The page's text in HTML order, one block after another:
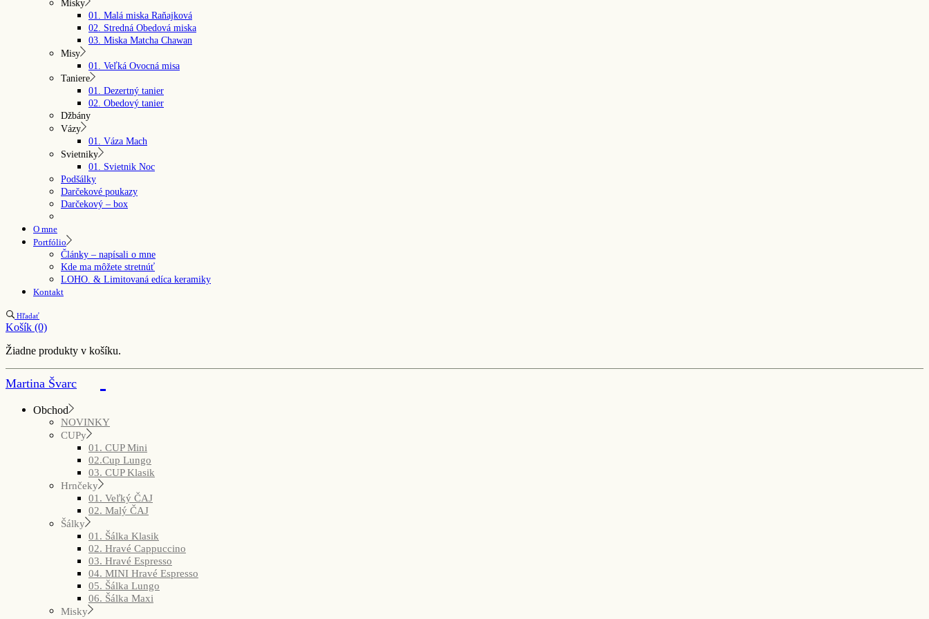
Misky
01. Malá miska Raňajková
02. Stredná Obedová miska
03. Miska Matcha Chawan
Misy
01. Veľká Ovocná misa
Taniere
01. Dezertný tanier
02. Obedový tanier
Džbány
Vázy
01. Váza Mach
Svietniky
01. Svietnik Noc
Podšálky
Darčekové poukazy
Darčekový – box
O mne
Portfólio
Články – napísali o mne
Kde ma môžete stretnúť
LOHO. & Limitovaná edíca keramiky
Kontakt
Hľadať
Košík (0)
Žiadne produkty v košíku.
Martina Švarc
Obchod
NOVINKY
CUPy
01. CUP Mini
02.Cup Lungo
03. CUP Klasik
Hrnčeky
01. Veľký ČAJ
02. Malý ČAJ
Šálky
01. Šálka Klasik
02. Hravé Cappuccino
03. Hravé Espresso
04. MINI Hravé Espresso
05. Šálka Lungo
06. Šálka Maxi
Misky